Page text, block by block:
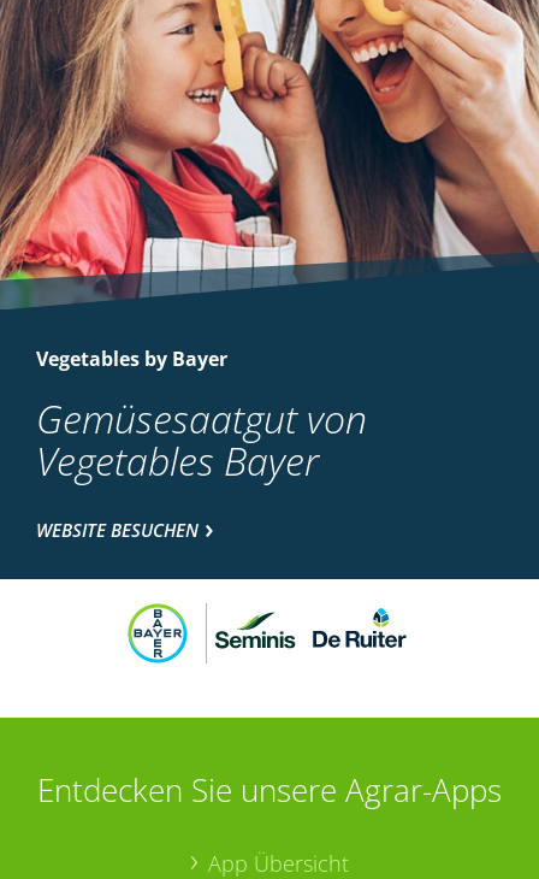
Vegetables by Bayer
Gemüsesaatgut von
Vegetables Bayer
WEBSITE BESUCHEN
Entdecken Sie unsere Agrar-Apps
App Übersicht